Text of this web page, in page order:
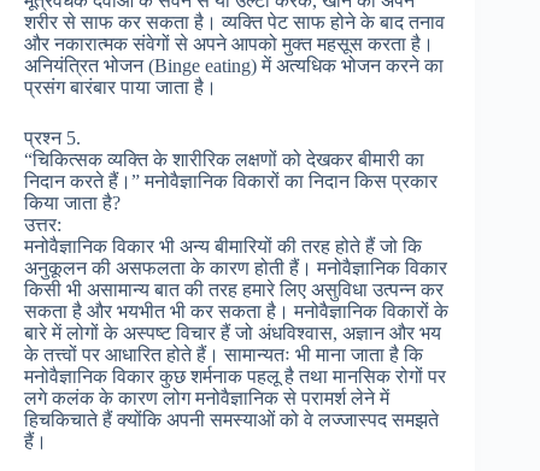
शरीर से साफ कर सकता है। व्यक्ति पेट साफ होने के बाद तनाव
और नकारात्मक संवेगों से अपने आपको मुक्त महसूस करता है।
अनियंत्रित भोजन (Binge eating) में अत्यधिक भोजन करने का
प्रसंग बारंबार पाया जाता है।
प्रश्न 5.
“चिकित्सक व्यक्ति के शारीरिक लक्षणों को देखकर बीमारी का
निदान करते हैं।” मनोवैज्ञानिक विकारों का निदान किस प्रकार
किया जाता है?
उत्तर:
मनोवैज्ञानिक विकार भी अन्य बीमारियों की तरह होते हैं जो कि
अनुकूलन की असफलता के कारण होती हैं। मनोवैज्ञानिक विकार
किसी भी असामान्य बात की तरह हमारे लिए असुविधा उत्पन्न कर
सकता है और भयभीत भी कर सकता है। मनोवैज्ञानिक विकारों के
बारे में लोगों के अस्पष्ट विचार हैं जो अंधविश्वास, अज्ञान और भय
के तत्त्वों पर आधारित होते हैं। सामान्यतः भी माना जाता है कि
मनोवैज्ञानिक विकार कुछ शर्मनाक पहलू है तथा मानसिक रोगों पर
लगे कलंक के कारण लोग मनोवैज्ञानिक से परामर्श लेने में
हिचकिचाते हैं क्योंकि अपनी समस्याओं को वे लज्जास्पद समझते
हैं।